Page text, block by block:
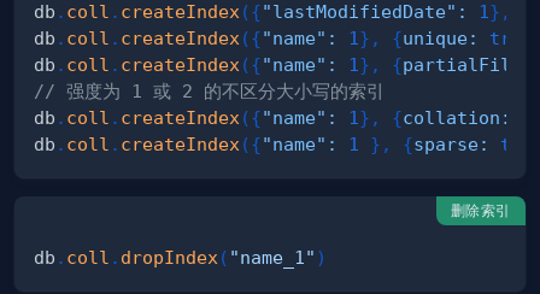
db . coll . createIndex ({"lastModifiedDate" : 1 } ,
db . coll . createIndex ({"name" : 1 } , {unique: true
db . coll . createIndex ({"name" : 1 } , {
// 强度为 1 或 2 的不区分大小写的索引
db . coll . createIndex ({"name" : 1 } , {collation :
db . coll . createIndex ({"name" : 1 } , {sparse:
删除索引
db . coll . dropIndex ( "name_1" )